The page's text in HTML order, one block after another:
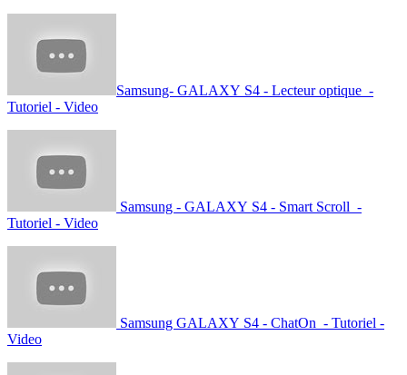
Samsung- GALAXY S4 - Lecteur optique -
Tutoriel - Video
Samsung - GALAXY S4 - Smart Scroll -
Tutoriel - Video
Samsung GALAXY S4 - ChatOn - Tutoriel -
Video